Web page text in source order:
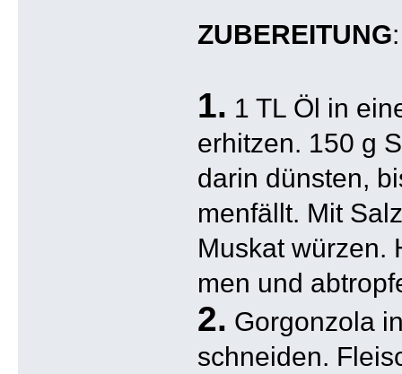
ZUBEREITUNG
1. 1 TL Öl in
erhitzen. 150 g
darin dünsten,
menfällt. Mit
Muskat würzen.
men und
2. Gorgonzola
schneiden.